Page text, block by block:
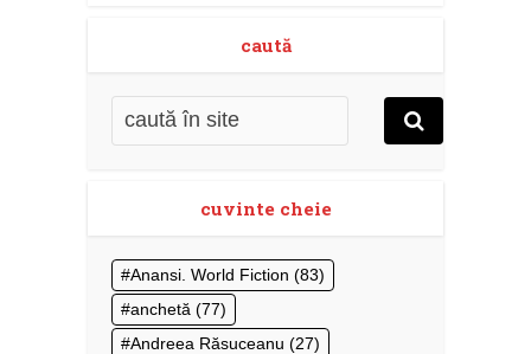
caută
cuvinte cheie
Anansi. World Fiction (83)
anchetă (77)
Andreea Răsuceanu (27)